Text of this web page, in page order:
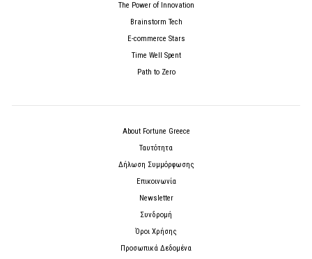
The Power of Innovation
Brainstorm Tech
E-commerce Stars
Time Well Spent
Path to Zero
About Fortune Greece
Ταυτότητα
Δήλωση Συμμόρφωσης
Επικοινωνία
Newsletter
Συνδρομή
Όροι Χρήσης
Προσωπικά Δεδομένα